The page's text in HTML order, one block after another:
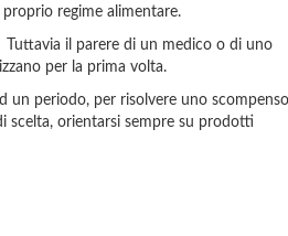
regime alimentare.
il parere di un medico o di uno
per la prima volta.
un periodo, per risolvere uno scompenso
scelta, orientarsi sempre su prodotti